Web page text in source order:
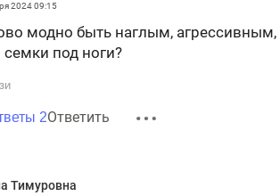
202409:15
модно быть наглым,
под ноги?
2Ответить
Тимуровна